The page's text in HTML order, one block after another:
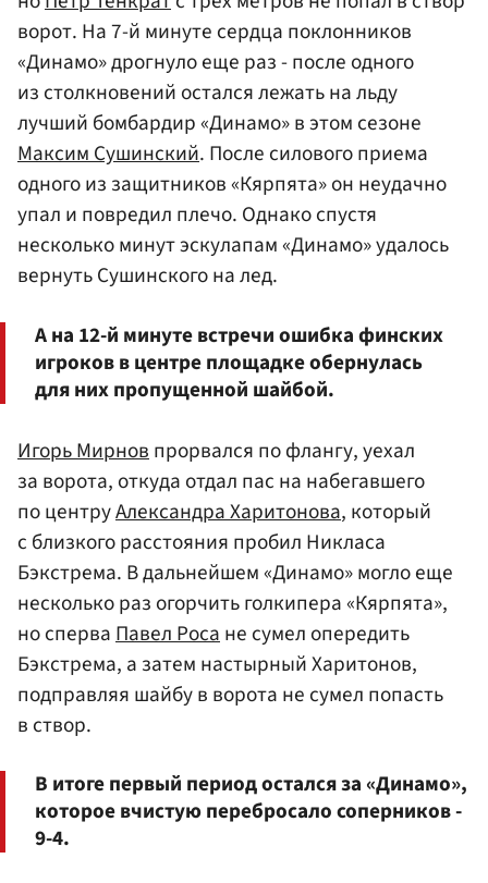
ворот. На 7-й минуте сердца поклонников
«Динамо» дрогнуло еще раз - после одного
из столкновений остался лежать на льду
лучший бомбардир «Динамо» в этом сезоне
Максим Сушинский. После силового приема
одного из защитников «Кярпята» он неудачно
упал и повредил плечо. Однако спустя
несколько минут эскулапам «Динамо» удалось
вернуть Сушинского на лед.
А на 12-й минуте встречи ошибка финских
игроков в центре площадке обернулась
для них пропущенной шайбой.
Игорь Мирновпрорвался по флангу, уехал
за ворота, откуда отдал пас на набегавшего
по центруАлександра Харитонова, который
с близкого расстояния пробил Никласа
Бэкстрема. В дальнейшем «Динамо» могло еще
несколько раз огорчить голкипера «Кярпята»,
но сперваПавел Росане сумел опередить
Бэкстрема, а затем настырный Харитонов,
подправляя шайбу в ворота не сумел попасть
в створ.
В итоге первый период остался за «Динамо»,
которое вчистую перебросало соперников -
9-4.